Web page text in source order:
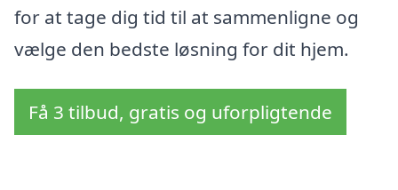
for at tage dig tid til at sammenligne og
vælge den bedste løsning for dit hjem.
Få 3 tilbud, gratis og uforpligtende